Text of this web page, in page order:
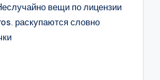
вещи по лицензии
раскупаются словно